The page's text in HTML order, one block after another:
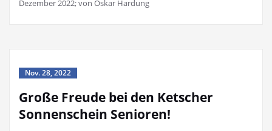
Dezember 2022; von Oskar Hardung
Nov. 28, 2022
Große Freude bei den Ketscher
Sonnenschein Senioren!